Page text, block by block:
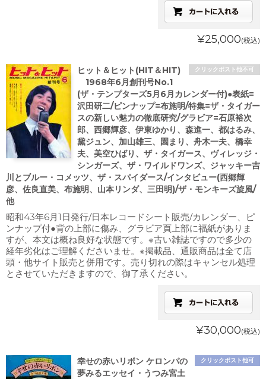
¥25,000(税込)
クリックポスト他不可
ヒット＆ヒット(HIT＆HIT)
1968年6月創刊号No.1
(ザ・テンプターズ5月6月カレンダー付)●表紙=
沢田研二/ピンナップ=布施明/特集=ザ・タイガー
スの新しい魅力の徹底研究/グラビア=石原裕次
郎、西郷輝彦、伊東ゆかり、森進一、都はるみ、
黛ジュン、加山雄三、園まり、舟木一夫、橋幸
夫、美空ひばり、ザ・タイガース、ヴィレッジ・
シンガーズ、ザ・ワイルドワンズ、ジャッキー吉
川とブルー・コメッツ、ザ・スパイダース/インタビュー(西郷輝
彦、佐良直美、布施明、山本リンダ、三田明)/ザ・モンキーズ旋風/
他
昭和43年6月1日発行/日本レコードシート販売/カレンダー、ピ
ンナップ付●背の上部に傷み、グラビア頁上部に福紙がありま
すが、本文は概ね良好な状態です。※古い雑誌ですので多少の
経年劣化はご理解くださいませ。※掲載品、通販商品は全て店
頭・他サイト販売と併用です。売り切れの際はキャンセル処理
とさせていただきますので、御了承ください。
¥30,000(税込)
クリックポスト他可
幸せの赤いリボン ケロンパの
夢みるエッセイ・うつみ宮土